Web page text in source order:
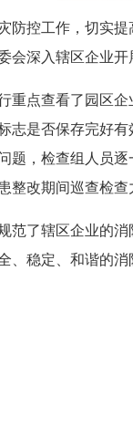
控工作，切实提
会深入辖区企业开
点查看了园区企
志是否保存完好
题，检查组人员
整改期间巡查检
了辖区企业的消
、稳定、和谐的消